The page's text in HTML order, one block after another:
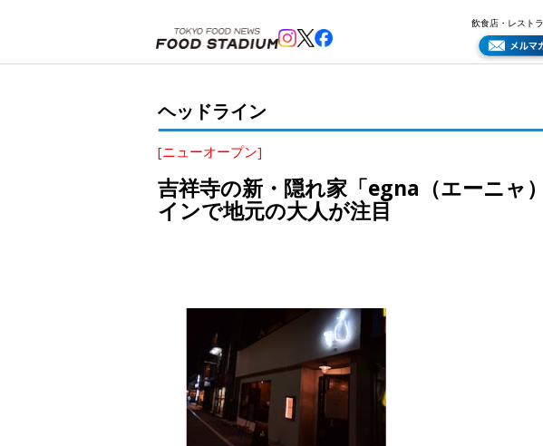
飲食店・レスト
ヘッドライン
[ニューオープン]
吉祥寺の新・隠れ家「egna（エーニャ
インで地元の大人が注目